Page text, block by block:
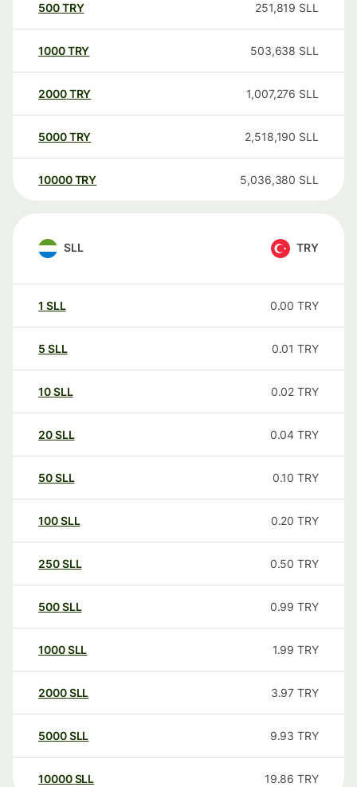
500TRY 251,819 SLL
1000TRY 503,638 SLL
2000TRY 1,007,276 SLL
5000TRY 2,518,190 SLL
10000 TRY 5,036,380 SLL
SLL TRY
1 SLL 0.00 TRY
5 SLL 0.01 TRY
10SLL 0.02 TRY
20SLL 0.04 TRY
50SLL 0.10 TRY
100SLL 0.20 TRY
250SLL 0.50 TRY
500SLL 0.99 TRY
1000SLL 1.99 TRY
2000SLL 3.97 TRY
5000SLL 9.93 TRY
10000 SLL 19.86 TRY